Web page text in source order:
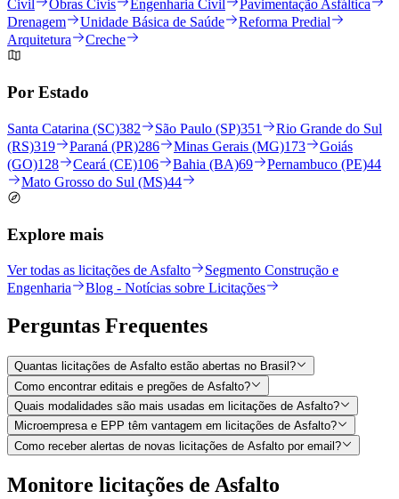
Civil Obras Civis Engenharia Civil
Pavimentação Asfáltica
Drenagem
Unidade Básica de Saúde
Reforma Predial
Arquitetura
Creche
Por Estado
Santa Catarina (SC)382 São Paulo (SP)351
Rio Grande do Sul
(RS)319 Paraná (PR)286 Minas Gerais (MG)173
Goiás
(GO)128 Ceará (CE)106 Bahia (BA)69 Pernambuco (PE)44
Mato Grosso do Sul (MS)44
Explore mais
Ver todas as licitações de Asfalto
Segmento Construção e
Engenharia
Blog - Notícias sobre Licitações
Perguntas Frequentes
Quantas licitações de Asfalto estão abertas no Brasil?
Como encontrar editais e pregões de Asfalto?
Quais modalidades são mais usadas em licitações de Asfalto?
Microempresa e EPP têm vantagem em licitações de Asfalto?
Como receber alertas de novas licitações de Asfalto por email?
Monitore licitações de Asfalto